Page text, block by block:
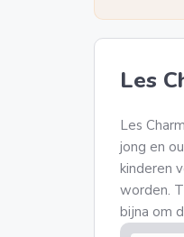
Les
Les
jong en
kinderen
worden.
bijna om